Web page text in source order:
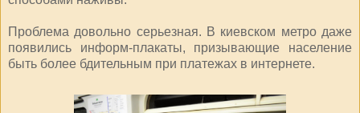
Проблема довольно серьезная. В киевском метро даже
появились информ-плакаты, призывающие население
быть более бдительным при платежах в интернете.